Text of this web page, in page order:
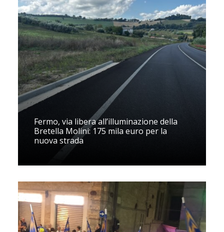
Fermo, via libera all’illuminazione della
Bretella Molini: 175 mila euro per la
nuova strada